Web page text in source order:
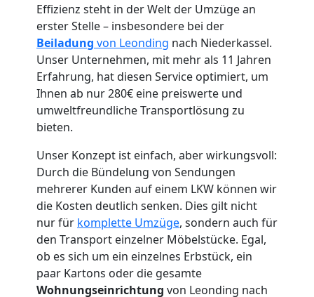
Effizienz steht in der Welt der Umzüge an
erster Stelle – insbesondere bei der
Beiladung von Leonding nach Niederkassel.
Unser Unternehmen, mit mehr als 11 Jahren
Erfahrung, hat diesen Service optimiert, um
Ihnen ab nur 280€ eine preiswerte und
umweltfreundliche Transportlösung zu
bieten.
Unser Konzept ist einfach, aber wirkungsvoll:
Durch die Bündelung von Sendungen
mehrerer Kunden auf einem LKW können wir
die Kosten deutlich senken. Dies gilt nicht
nur für komplette Umzüge, sondern auch für
den Transport einzelner Möbelstücke. Egal,
ob es sich um ein einzelnes Erbstück, ein
paar Kartons oder die gesamte
Wohnungseinrichtung von Leonding nach
Umzugshelfer
Leonding
Möbeltaxi
Leonding
Kleintransport
Leonding